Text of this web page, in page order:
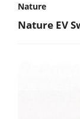
Nature
Nature EV